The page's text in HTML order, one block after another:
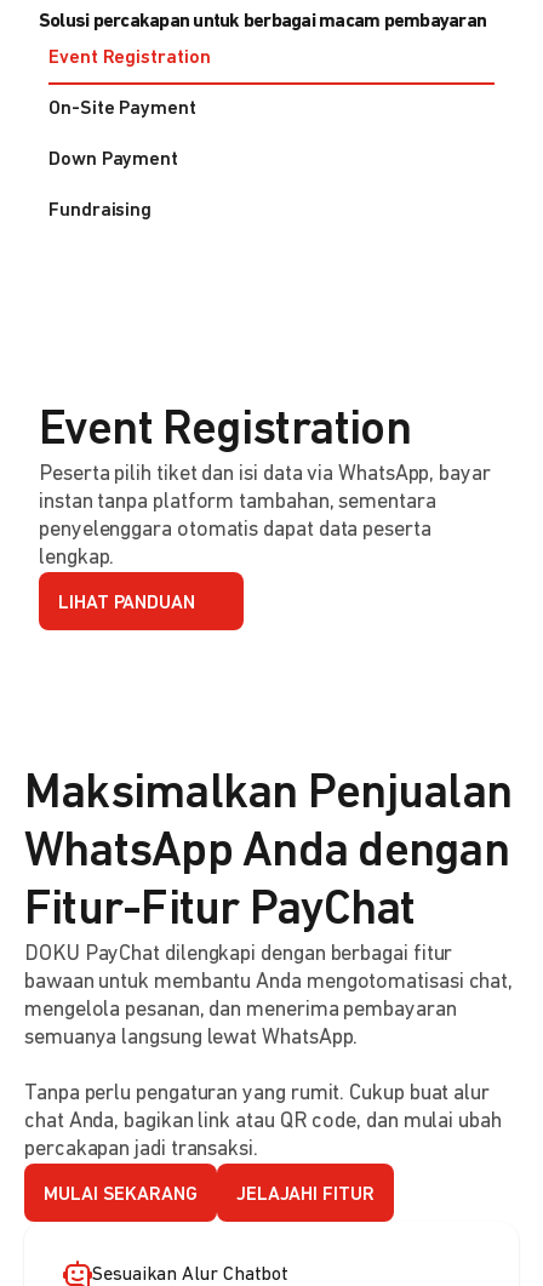
Solusi percakapan untuk berbagai macam pembayaran
Event Registration
On-Site Payment
Down Payment
Fundraising
Event Registration
Peserta pilih tiket dan isi data via WhatsApp, bayar
instan tanpa platform tambahan, sementara
penyelenggara otomatis dapat data peserta
lengkap.
LIHAT PANDUAN
Maksimalkan Penjualan
WhatsApp Anda dengan
Fitur-Fitur PayChat
DOKU PayChat dilengkapi dengan berbagai fitur
bawaan untuk membantu Anda mengotomatisasi chat,
mengelola pesanan, dan menerima pembayaran
semuanya langsung lewat WhatsApp.
Tanpa perlu pengaturan yang rumit. Cukup buat alur
chat Anda, bagikan link atau QR code, dan mulai ubah
percakapan jadi transaksi.
MULAI SEKARANG JELAJAHI FITUR
Sesuaikan Alur Chatbot